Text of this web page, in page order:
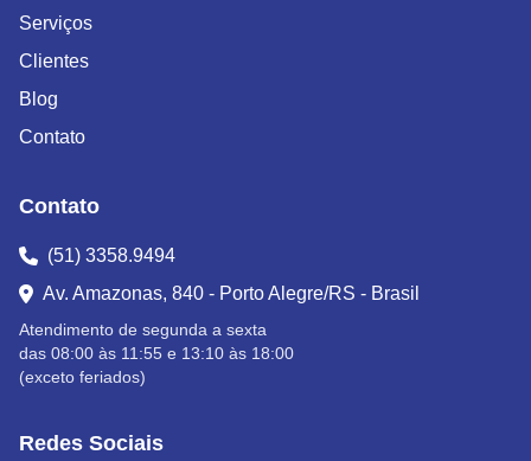
Serviços
Clientes
Blog
Contato
Contato
(51) 3358.9494
Av. Amazonas, 840 - Porto Alegre/RS - Brasil
Atendimento de segunda a sexta
das 08:00 às 11:55 e 13:10 às 18:00
(exceto feriados)
Redes Sociais